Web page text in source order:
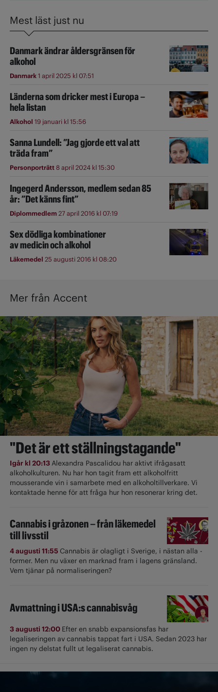
Mest läst just nu
Danmark ändrar åldersgränsen för
alkohol
Danmark1 april 2025 kl 07:51
Länderna som dricker mest i Europa –
hela listan
Alkohol 19 januari kl 15:56
Sanna Lundell: ”Jag gjorde ett val att
träda fram”
Personporträtt8 april 2024 kl 15:30
Ingegerd Andersson, medlem sedan 85
år: ”Det känns fint”
Diplommedlem27 april 2016 kl 07:19
Sex dödliga kombinationer
av medicin och alkohol
Läkemedel 25 augusti 2016 kl 08:20
Mer från Accent
"Det är ett ställningstagande"
Igår kl 20:13Alexandra Pascalidou har aktivt ifrågasatt
alkoholkulturen. Nu har hon tagit fram ett alkoholfritt
mousserande vin i samarbete med en alkoholtillverkare. Vi
kontaktade henne för att fråga hur hon resonerar kring det.
Cannabis i gråzonen – från läkemedel
till livsstil
4 augusti 11:55 Cannabis är olagligt i ­Sverige, i nästan alla ­
former. Men nu växer en marknad fram i lagens gränsland.
Vem tjänar på normaliseringen?
Avmattning i USA:s cannabisvåg
3 augusti 12:00 Efter en snabb expansionsfas har
legaliseringen av cannabis tappat fart i USA. Sedan 2023 har
ingen ny delstat fullt ut ­legaliserat cannabis.